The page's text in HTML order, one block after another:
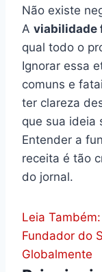
Não existe
A viabilidade
qual todo o
Ignorar essa
comuns e
ter clareza
que sua ideia
Entender a
receita é tão
do jornal.
Leia Também:
Fundador do
Globalmente